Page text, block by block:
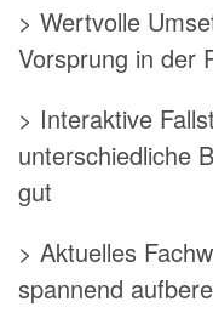
> Wertvolle
Vorsprung in der
> Interaktive
unterschiedliche
gut
> Aktuelles
spannend